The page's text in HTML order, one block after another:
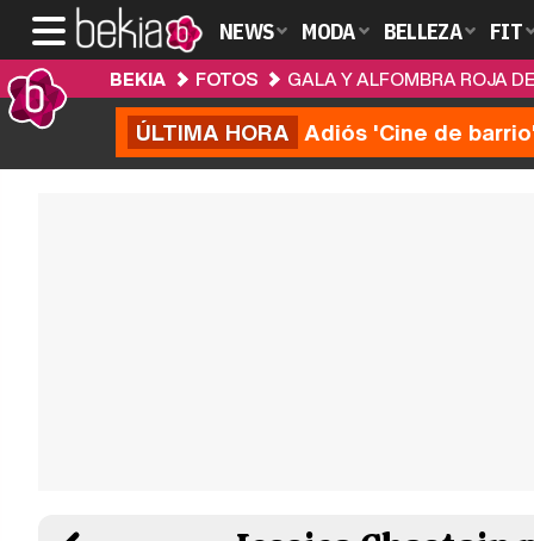
NEWS MODA BELLEZA FIT
BEKIA FOTOS GALA Y ALFOMBRA ROJA
ÚLTIMA HORA Adiós 'Cine de